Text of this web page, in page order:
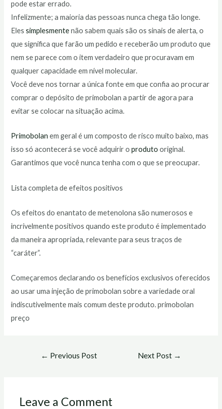
pode estar errado.
Infelizmente; a maioria das pessoas nunca chega tão longe.
Elessimplesmentenão sabem quais são os sinais de alerta, o
que significa que farão um pedido e receberão um produto que
nem se parece com o item verdadeiro que procuravam em
qualquer capacidade em nível molecular.
Você deve nos tornar a única fonte em que confia ao procurar
comprar o depósito de primobolan a partir de agora para
evitar se colocar na situação acima.
Primobolanem geral é um composto de risco muito baixo, mas
isso só acontecerá se você adquirir oprodutooriginal.
Garantimos que você nunca tenha com o que se preocupar.
Lista completa de efeitos positivos
Os efeitos do enantato de metenolona são numerosos e
incrivelmente positivos quando este produto é implementado
da maneira apropriada, relevante para seus traços de
“caráter”.
Começaremos declarando os benefícios exclusivos oferecidos
ao usar uma injeção de primobolan sobre a variedade oral
indiscutivelmente mais comum deste produto. primobolan
preço
← Previous Post Next Post →
Leave a Comment